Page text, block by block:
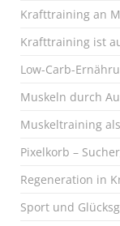
Krafttraining an
Krafttraining ist
Low-Carb-
Muskeln durch
Muskeltraining
Pixelkorb –
Regeneration in
Sport und